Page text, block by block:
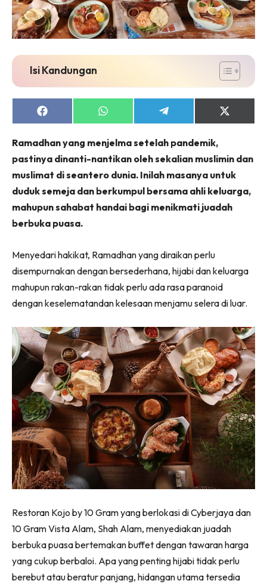
Isi Kandungan
Share
on
Share
on
Share
on
Share
on
Ramadhan yang menjelma setelah pandemik,
pastinya dinanti-nantikan oleh sekalian muslimin dan
muslimat di seantero dunia. Inilah masanya untuk
duduk semeja dan berkumpul bersama ahli keluarga,
mahupun sahabat handai bagi menikmati juadah
berbuka puasa.
Menyedari hakikat, Ramadhan yang diraikan perlu
disempurnakan dengan bersederhana, hijabi dan keluarga
mahupun rakan-rakan tidak perlu ada rasa paranoid
dengan keselematandan kelesaan menjamu selera di luar.
Restoran Kojo by 10 Gram yang berlokasi di Cyberjaya dan
10 Gram Vista Alam, Shah Alam, menyediakan juadah
berbuka puasa bertemakan buffet dengan tawaran harga
yang cukup berbaloi. Apa yang penting hijabi tidak perlu
berebut atau beratur panjang, hidangan utama tersedia